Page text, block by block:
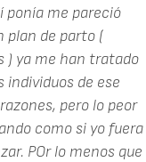
ponía me pareció
plan de parto (
) ya me han tratado
de ese
pero lo peor
como si yo fuera
POr lo menos que